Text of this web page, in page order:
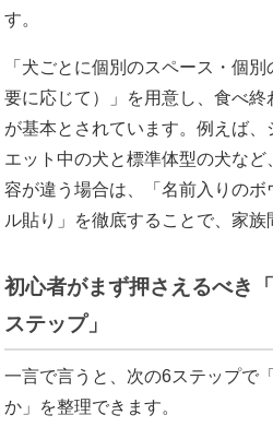
す。
「犬ごとに個別のスペース・個
要に応じて）」を用意し、食べ終
が基本とされています。例えば、
エット中の犬と標準体型の犬な
容が違う場合は、「名前入りの
ル貼り」を徹底することで、家族
初心者がまず押さえるべき
ステップ」
一言で言うと、次の6ステップで
か」を整理できます。